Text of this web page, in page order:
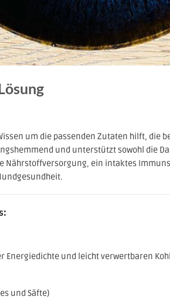
um die passenden Zutaten hilft, die
und unterstützt sowohl die
Nährstoffversorgung, ein intaktes
und leicht verwertbaren
und Säfte)